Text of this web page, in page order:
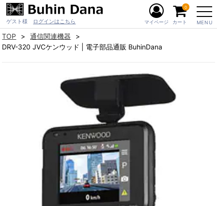
ゲスト様 ログインはこちら MENU
マイページ カート
0
TOP
通信関連機器
DRV-320 JVCケンウッド | 電子部品通販 BuhinDana